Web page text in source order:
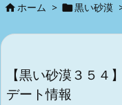
ホーム > 黒い砂漠
【黒い砂漠３５４
デート情報